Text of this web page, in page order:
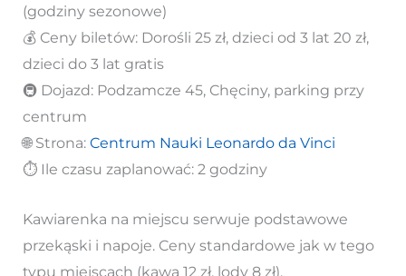
(godziny sezonowe)
💰 Ceny biletów: Dorośli 25 zł, dzieci od 3 lat 20 zł,
dzieci do 3 lat gratis
🚇 Dojazd: Podzamcze 45, Chęciny, parking przy
centrum
🌐 Strona: Centrum Nauki Leonardo da Vinci
⏱️ Ile czasu zaplanować: 2 godziny
Kawiarenka na miejscu serwuje podstawowe
przekąski i napoje. Ceny standardowe jak w tego
typu miejscach (kawa 12 zł, lody 8 zł).